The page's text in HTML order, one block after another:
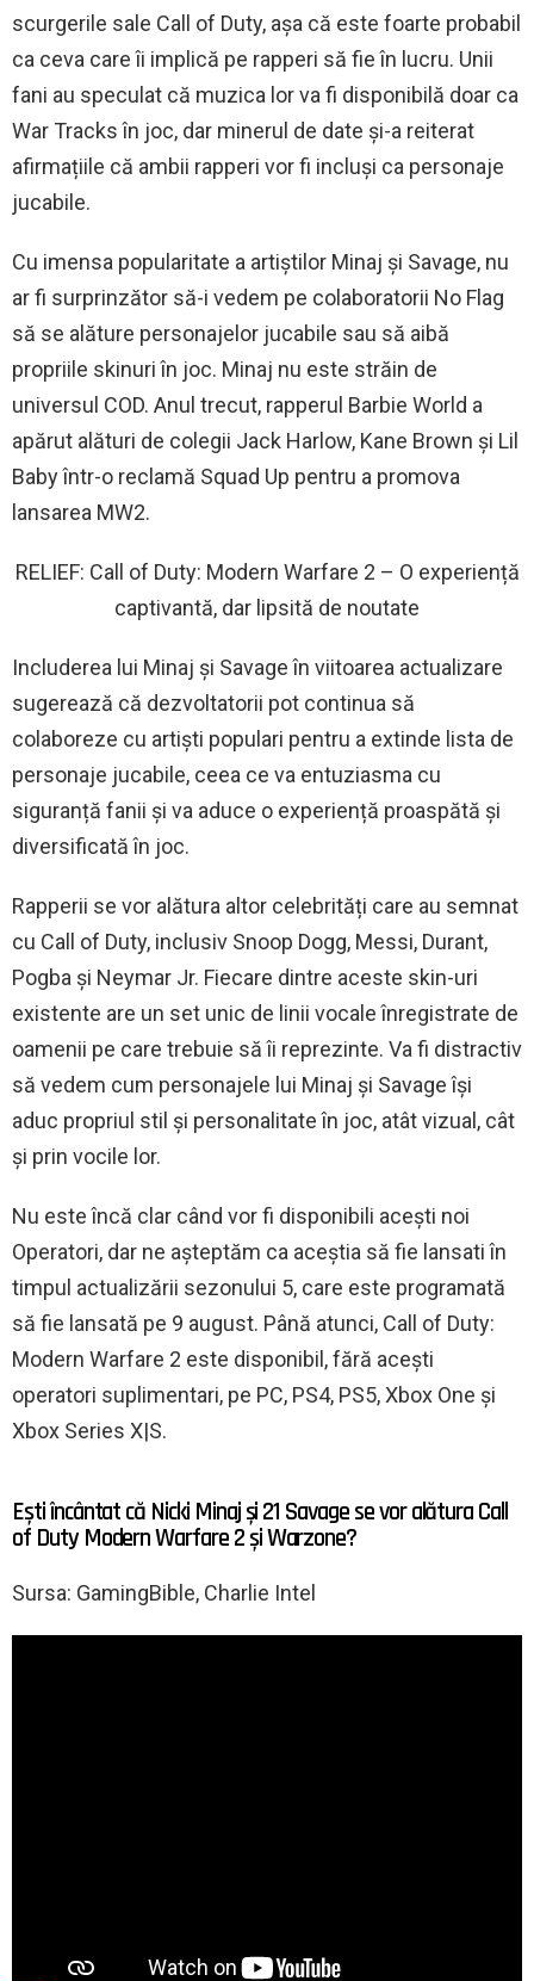
scurgerile sale Call of Duty, așa că este foarte probabil
ca ceva care îi implică pe rapperi să fie în lucru. Unii
fani au speculat că muzica lor va fi disponibilă doar ca
War Tracks în joc, dar minerul de date și-a reiterat
afirmațiile că ambii rapperi vor fi incluși ca personaje
jucabile.
Cu imensa popularitate a artiștilor Minaj și Savage, nu
ar fi surprinzător să-i vedem pe colaboratorii No Flag
să se alăture personajelor jucabile sau să aibă
propriile skinuri în joc. Minaj nu este străin de
universul COD. Anul trecut, rapperul Barbie World a
apărut alături de colegii Jack Harlow, Kane Brown și Lil
Baby într-o reclamă Squad Up pentru a promova
lansarea MW2.
RELIEF: Call of Duty: Modern Warfare 2 – O experiență
captivantă, dar lipsită de noutate
Includerea lui Minaj și Savage în viitoarea actualizare
sugerează că dezvoltatorii pot continua să
colaboreze cu artiști populari pentru a extinde lista de
personaje jucabile, ceea ce va entuziasma cu
siguranță fanii și va aduce o experiență proaspătă și
diversificată în joc.
Rapperii se vor alătura altor celebrități care au semnat
cu Call of Duty, inclusiv Snoop Dogg, Messi, Durant,
Pogba și Neymar Jr. Fiecare dintre aceste skin-uri
existente are un set unic de linii vocale înregistrate de
oamenii pe care trebuie să îi reprezinte. Va fi distractiv
să vedem cum personajele lui Minaj și Savage își
aduc propriul stil și personalitate în joc, atât vizual, cât
și prin vocile lor.
Nu este încă clar când vor fi disponibili acești noi
Operatori, dar ne așteptăm ca aceștia să fie lansati în
timpul actualizării sezonului 5, care este programată
să fie lansată pe 9 august. Până atunci, Call of Duty:
Modern Warfare 2 este disponibil, fără acești
operatori suplimentari, pe PC, PS4, PS5, Xbox One și
Xbox Series X|S.
Ești încântat că Nicki Minaj și 21 Savage se vor alătura Call
of Duty Modern Warfare 2 și Warzone?
Sursa: GamingBible, Charlie Intel